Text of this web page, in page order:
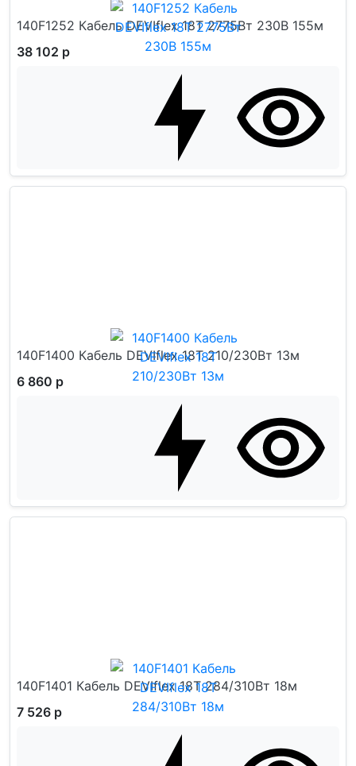
140F1252 Кабель DEVIflex 18T 2775Вт 230В 155м
38 102 р
140F1400 Кабель DEVIflex 18T 210/230Вт 13м
6 860 р
140F1401 Кабель DEVIflex 18T 284/310Вт 18м
7 526 р